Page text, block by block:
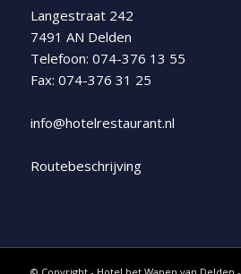
Langestraat 242
7491 AN Delden
Telefoon: 074-376 13 55
Fax: 074-376 31 25
info@hotelrestaurant.nl
Routebeschrijving
© Copyright - Hotel het Wapen van Delden -